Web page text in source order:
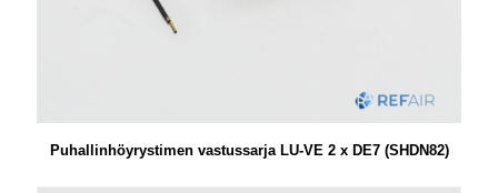
Puhallinhöyrystimen vastussarja LU-VE 2 x DE7 (SHDN82)